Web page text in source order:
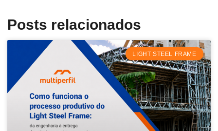
Posts relacionados
LIGHT STEEL FRAME